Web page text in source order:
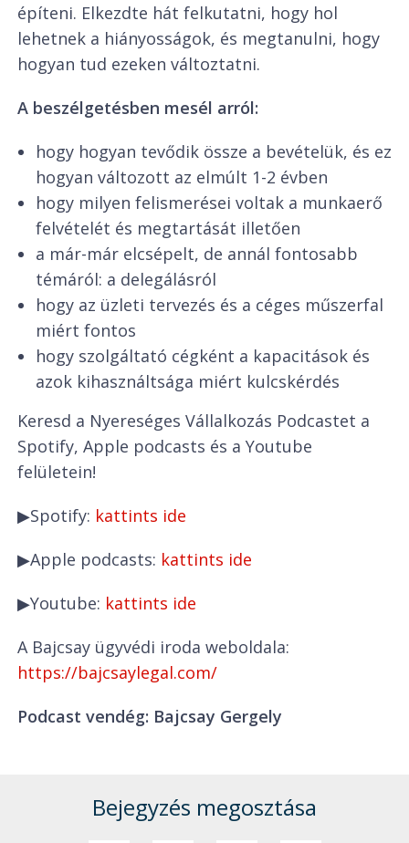
építeni. Elkezdte hát felkutatni, hogy hol
lehetnek a hiányosságok, és megtanulni, hogy
hogyan tud ezeken változtatni.
A beszélgetésben mesél arról:
hogy hogyan tevődik össze a bevételük, és ez
hogyan változott az elmúlt 1-2 évben
hogy milyen felismerései voltak a munkaerő
felvételét és megtartását illetően
a már-már elcsépelt, de annál fontosabb
témáról: a delegálásról
hogy az üzleti tervezés és a céges műszerfal
miért fontos
hogy szolgáltató cégként a kapacitások és
azok kihasználtsága miért kulcskérdés
Keresd a Nyereséges Vállalkozás Podcastet a
Spotify, Apple podcasts és a Youtube
felületein!
▶Spotify: kattints ide
▶Apple podcasts: kattints ide
▶Youtube: kattints ide
A Bajcsay ügyvédi iroda weboldala:
https://bajcsaylegal.com/
Podcast vendég: Bajcsay Gergely
Bejegyzés megosztása